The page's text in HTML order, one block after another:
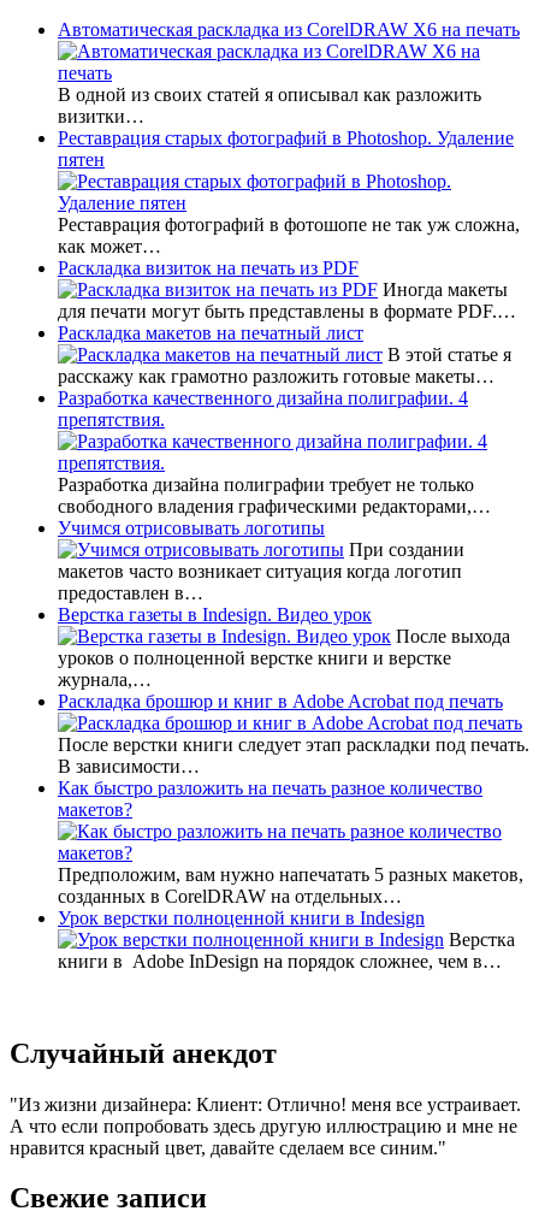
Автоматическая раскладка из CorelDRAW X6 на печать
В одной из своих статей я описывал как разложить
визитки…
Реставрация старых фотографий в Photoshop. Удаление
пятен
Реставрация фотографий в фотошопе не так уж сложна,
как может…
Раскладка визиток на печать из PDF
Иногда макеты
для печати могут быть представлены в формате PDF.…
Раскладка макетов на печатный лист
В этой статье я
расскажу как грамотно разложить готовые макеты…
Разработка качественного дизайна полиграфии. 4
препятствия.
Разработка дизайна полиграфии требует не только
свободного владения графическими редакторами,…
Учимся отрисовывать логотипы
При создании
макетов часто возникает ситуация когда логотип
предоставлен в…
Верстка газеты в Indesign. Видео урок
После выхода
уроков о полноценной верстке книги и верстке
журнала,…
Раскладка брошюр и книг в Adobe Acrobat под печать
После верстки книги следует этап раскладки под печать.
В зависимости…
Как быстро разложить на печать разное количество
макетов?
Предположим, вам нужно напечатать 5 разных макетов,
созданных в CorelDRAW на отдельных…
Урок верстки полноценной книги в Indesign
Верстка
книги в Adobe InDesign на порядок сложнее, чем в…
Случайный анекдот
Из жизни дизайнера: Клиент: Отлично! меня все устраивает.
А что если попробовать здесь другую иллюстрацию и мне не
нравится красный цвет, давайте сделаем все синим.
Свежие записи